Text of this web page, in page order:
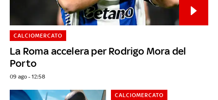
La Roma accelera per Rodrigo Mora del
Porto
CALCIOMERCATO
09 ago - 12:58
CALCIOMERCATO